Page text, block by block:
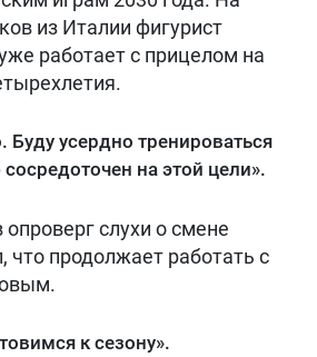
из Италии фигурист
работает с прицелом на
Буду усердно тренироваться
на этой цели».
слухи о смене
что продолжает работать с
к сезону».